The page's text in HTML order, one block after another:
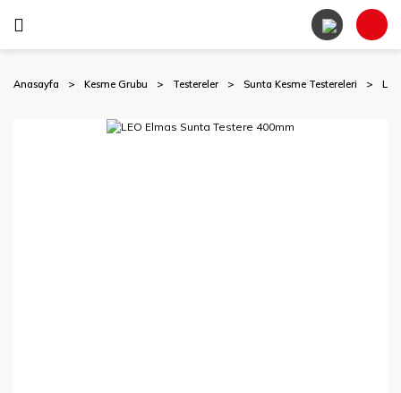
Anasayfa Kesme Grubu Testereler Sunta Kesme Testereleri